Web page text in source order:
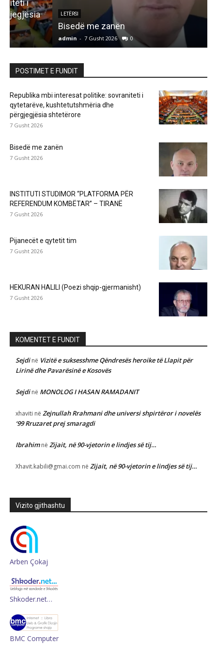
LETËRSI
Bisedë me zanën
admin 7 Gusht 2026 0
POSTIMET E FUNDIT
Republika mbi interesat politike: sovraniteti i
qytetarëve, kushtetutshmëria dhe
përgjegjësia shtetërore
7 Gusht 2026
Bisedë me zanën
7 Gusht 2026
INSTITUTI STUDIMOR “PLATFORMA PËR
REFERENDUM KOMBËTAR” – TIRANË
7 Gusht 2026
Pijanecët e qytetit tim
7 Gusht 2026
HEKURAN HALILI (Poezi shqip-gjermanisht)
7 Gusht 2026
KOMENTET E FUNDIT
Sejdinë Vizitë e suksesshme Qëndresës heroike të Llapit për
Lirinë dhe Pavarësinë e Kosovës
Sejdinë MONOLOG I HASAN RAMADANIT
xhaviti në Zejnullah Rrahmani dhe universi shpirtëror i novelës
‘99 Rruzaret prej smaragdi
Ibrahimnë Zijait, në 90-vjetorin e lindjes së tij…
Xhavit.kabili@gmai.com në Zijait, në 90-vjetorin e lindjes së tij…
Vizito gjithashtu
Arben Çokaj
Shkoder.net…
BMC Computer